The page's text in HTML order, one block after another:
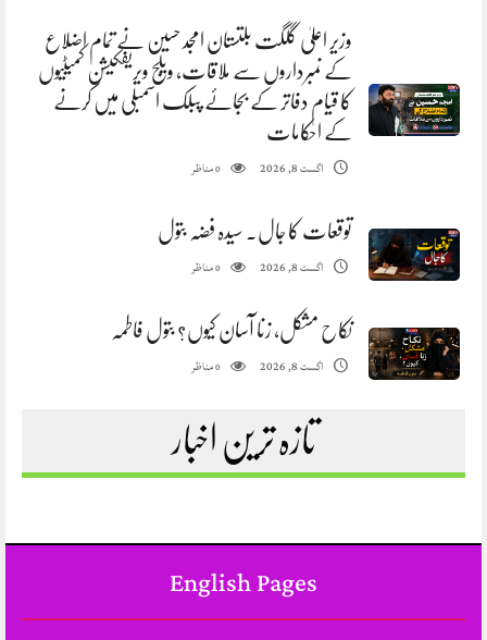
وزیر اعلیٰ گلگت بلتستان امجد حسین نے تمام اضلاع
کے نمبرداروں سے ملاقات، ویلج ویریفکیشن کمیٹیوں
کا قیام دفاتر کے بجائے پبلک اسمبلی میں کرنے
کے احکامات
اگست 8, 2026 0مناظر
توقعات کا جال. سیدہ فضہ بتول
اگست 8, 2026 0مناظر
نکاح مشکل، زنا آسان کیوں؟ بتول فاطمہ
اگست 8, 2026 0مناظر
تازہ ترین اخبار
English Pages